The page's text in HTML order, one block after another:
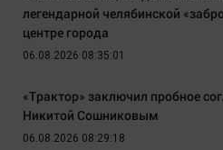
легендарной челябинской
центре города
06.08.2026 08:35:01
«Трактор» заключил пробное
Никитой Сошниковым
06.08.2026 08:29:18